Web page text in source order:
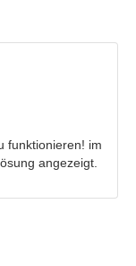
funktionieren! im
angezeigt.